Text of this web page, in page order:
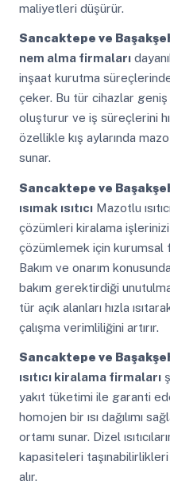
maliyetleri düşürür.
Sancaktepe ve
nem alma firmaları
inşaat kurutma
çeker. Bu tür cihazlar
oluşturur ve iş süreçlerini
özellikle kış aylarında
sunar.
Sancaktepe ve
ısımak ısıtıcıMazotlu
çözümleri kiralama
çözümlemek için kurumsal
Bakım ve onarım
bakım gerektirdiği
tür açık alanları hızla
çalışma verimliliğini artırır.
Sancaktepe ve
ısıtıcı kiralama firmaları
yakıt tüketimi ile garanti
homojen bir ısı dağılımı
ortamı sunar. Dizel
kapasiteleri taşınabilirlikleri
alır.